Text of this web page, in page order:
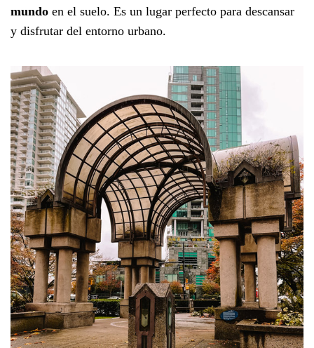
mundo en el suelo. Es un lugar perfecto para descansar
y disfrutar del entorno urbano.